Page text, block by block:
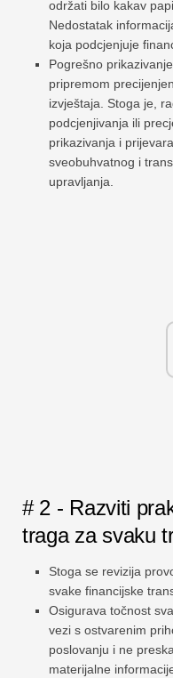
održati bilo kakav
Nedostatak
koja podcjenjuje
Pogrešno
pripremom
izvještaja. Stoga je,
podcjenjivanja ili
prikazivanja i
sveobuhvatnog i
upravljanja.
# 2 - Razviti
traga za svaku
Stoga se revizija
svake financijske
Osigurava točnost
vezi s ostvarenim
poslovanju i ne
materijalne